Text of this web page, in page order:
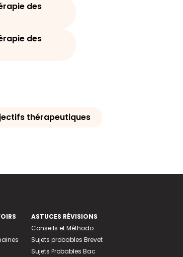
des
des
thérapeutiques
ASTUCES RÉVISIONS
Conseils et Méthodo
Sujets probables Brevet
Sujets Probables Bac